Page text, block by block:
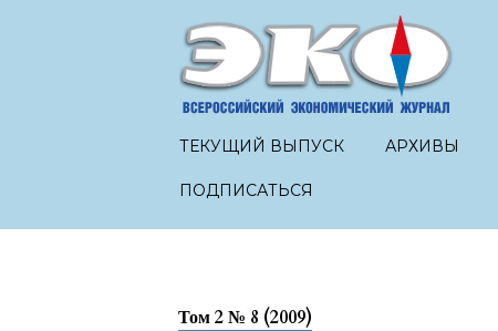
ТЕКУЩИЙ ВЫПУСК АРХИВЫ
ПОДПИСАТЬСЯ
Том 2 № 8 (2009)